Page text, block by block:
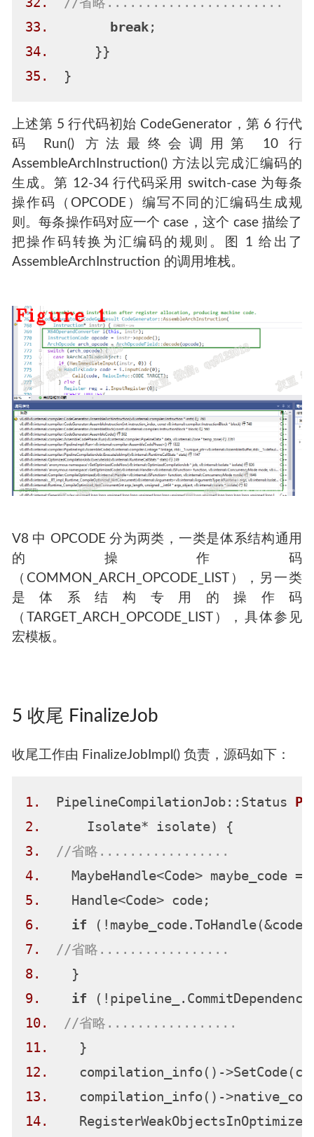
33.
break
34.
35.
上述第 5 行代码初始 CodeGenerator，第 6 行代
码 Run() 方法最终会调用第 10 行
AssembleArchInstruction() 方法以完成汇编码的
生成。第 12-34 行代码采用 switch-case 为每条
操作码（OPCODE）编写不同的汇编码生成规
则。每条操作码对应一个 case，这个 case 描绘了
把操作码转换为汇编码的规则。图 1 给出了
AssembleArchInstruction 的调用堆栈。
V8 中 OPCODE 分为两类，一类是体系结构通用
的操作码
（COMMON_ARCH_OPCODE_LIST），另一类
是体系结构专用的操作码
（TARGET_ARCH_OPCODE_LIST），具体参见
宏模板。
5 收尾 FinalizeJob
收尾工作由 FinalizeJobImpl() 负责，源码如下：
1.
  PipelineCompilationJob::Status
2.
      Isolate* isolate)
3.
//省略.................
4.
5.
6.
if
7.
//省略.................
8.
9.
if
10.
//省略.................
11.
12.
13.
14.